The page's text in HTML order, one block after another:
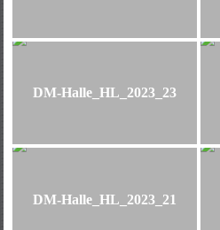
DM-Halle_HL_2023_23
DM-Halle_HL_2023_21